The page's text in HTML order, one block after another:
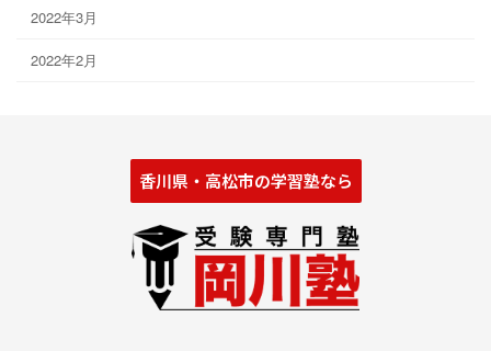
2022年3月
2022年2月
香川県・高松市の学習塾なら